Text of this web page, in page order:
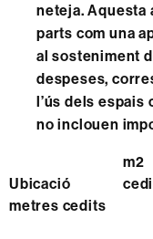
neteja. Aquesta
parts com una
al sosteniment
despeses,
l’ús dels
no inclouen
Ubicació
metres cedits
m2